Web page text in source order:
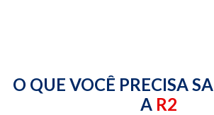
O QUE VOCÊ PRECISA
A R2